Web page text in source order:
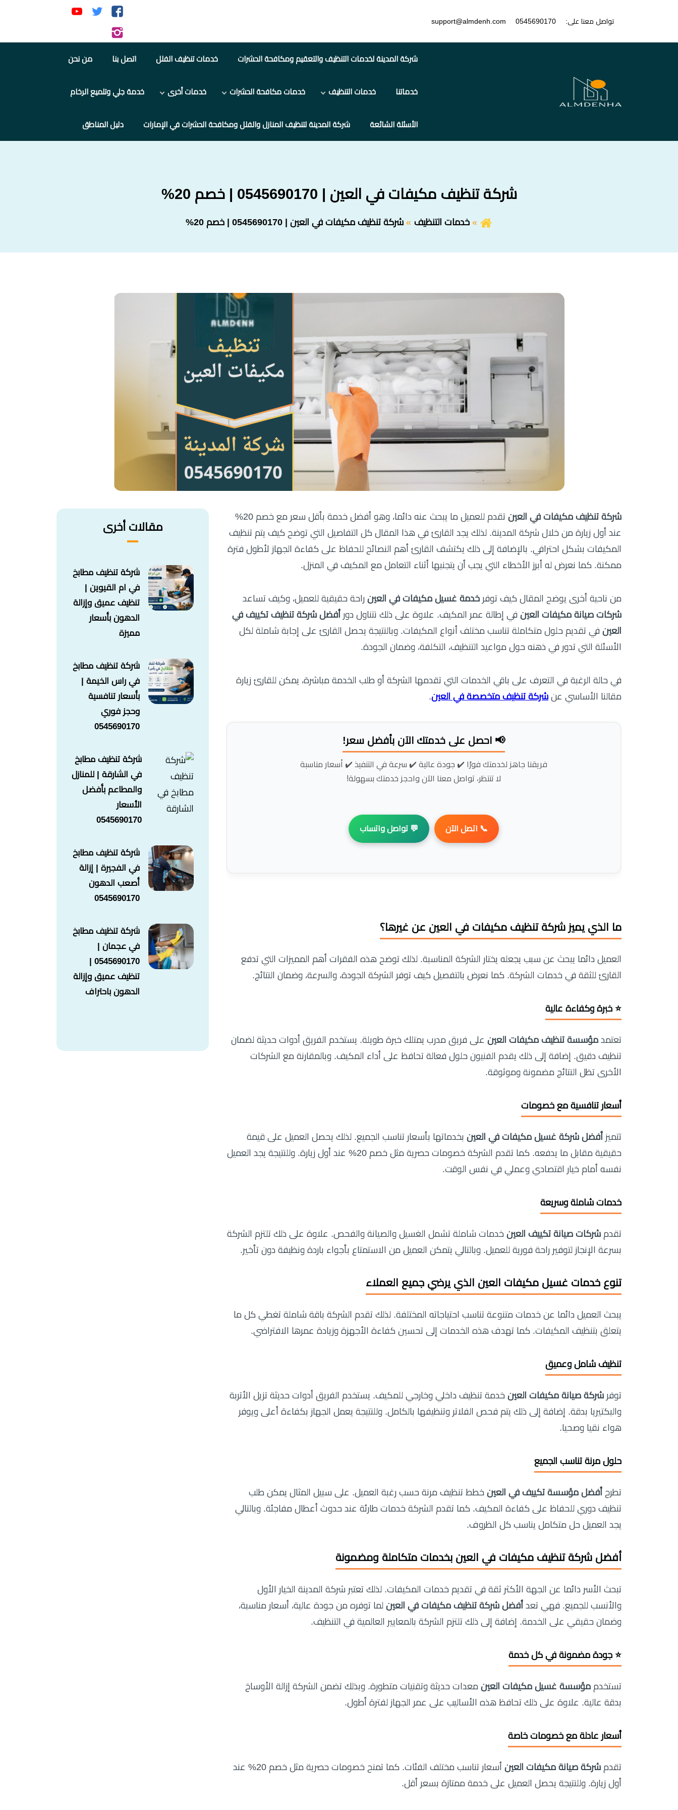
تواصل معنا على: 0545690170
support@almdenh.com
تابعنا
فيسبوك
تابعنا
تويتر يوتيوب
إنستجرام
شركة المدينة لخدمات التنظيف والتعقيم ومكافحة الحشرات خدمات تنظيف الفلل اتصل بنا من نحن
خدماتنا خدمات التنظيف خدمات مكافحة الحشرات خدمات أخرى خدمة جلي وتلميع الرخام
الأسئلة الشائعة شركة المدينة لتنظيف المنازل والفلل ومكافحة الحشرات في الإمارات دليل المناطق
شركة تنظيف مكيفات في العين | 0545690170 | خصم 20%
خدمات التنظيف شركة تنظيف مكيفات في العين | 0545690170 | خصم 20%
شركة تنظيف مكيفات في العين
تقدم للعميل ما يبحث عنه دائما، وهو أفضل خدمة بأقل سعر مع خصم 20%
عند أول زيارة من خلال شركة المدينة. لذلك يجد القارئ في هذا المقال كل التفاصيل التي توضح كيف يتم تنظيف
المكيفات بشكل احترافي. بالإضافة إلى ذلك يكتشف القارئ أهم النصائح للحفاظ على كفاءة الجهاز لأطول فترة
ممكنة. كما نعرض له أبرز الأخطاء التي يجب أن يتجنبها أثناء التعامل مع المكيف في المنزل.
من ناحية أخرى يوضح المقال كيف توفر خدمة غسيل مكيفات في العين راحة حقيقية للعميل، وكيف تساعد
شركات صيانة مكيفات العين في إطالة عمر المكيف. علاوة على ذلك نتناول دور أفضل شركة تنظيف تكييف في
العين في تقديم حلول متكاملة تناسب مختلف أنواع المكيفات. وبالنتيجة يحصل القارئ على إجابة شاملة لكل
الأسئلة التي تدور في ذهنه حول مواعيد التنظيف، التكلفة، وضمان الجودة.
في حالة الرغبة في التعرف على باقي الخدمات التي تقدمها الشركة أو طلب الخدمة مباشرة، يمكن للقارئ زيارة
مقالنا الأساسي عن شركة تنظيف متخصصة في العين.
📢 احصل على خدمتك الآن بأفضل سعر!
فريقنا جاهز لخدمتك فورًا ✔️ جودة عالية ✔️ سرعة في التنفيذ ✔️ أسعار مناسبة
لا تنتظر، تواصل معنا الآن واحجز خدمتك بسهولة!
📞 اتصل الآن 💬 تواصل واتساب
ما الذي يميز شركة تنظيف مكيفات في العين عن غيرها؟
العميل دائما يبحث عن سبب يجعله يختار الشركة المناسبة. لذلك توضح هذه الفقرات أهم المميزات التي تدفع
القارئ للثقة في خدمات الشركة. كما نعرض بالتفصيل كيف توفر الشركة الجودة، والسرعة، وضمان النتائج.
⭐ خبرة وكفاءة عالية
تعتمد مؤسسة تنظيف مكيفات العين على فريق مدرب يمتلك خبرة طويلة. يستخدم الفريق أدوات حديثة لضمان
تنظيف دقيق. إضافة إلى ذلك يقدم الفنيون حلول فعالة تحافظ على أداء المكيف. وبالمقارنة مع الشركات
الأخرى تظل النتائج مضمونة وموثوقة.
أسعار تنافسية مع خصومات
تتميز أفضل شركة غسيل مكيفات في العين بخدماتها بأسعار تناسب الجميع. لذلك يحصل العميل على قيمة
حقيقية مقابل ما يدفعه. كما تقدم الشركة خصومات حصرية مثل خصم 20% عند أول زيارة. وللنتيجة يجد العميل
نفسه أمام خيار اقتصادي وعملي في نفس الوقت.
خدمات شاملة وسريعة
تقدم شركات صيانة تكييف العين خدمات شاملة تشمل الغسيل والصيانة والفحص. علاوة على ذلك تلتزم الشركة
بسرعة الإنجاز لتوفير راحة فورية للعميل. وبالتالي يتمكن العميل من الاستمتاع بأجواء باردة ونظيفة دون تأخير.
تنوع خدمات غسيل مكيفات العين الذي يرضي جميع العملاء
يبحث العميل دائما عن خدمات متنوعة تناسب احتياجاته المختلفة. لذلك تقدم الشركة باقة شاملة تغطي كل ما
يتعلق بتنظيف المكيفات. كما تهدف هذه الخدمات إلى تحسين كفاءة الأجهزة وزيادة عمرها الافتراضي.
تنظيف شامل وعميق
توفر شركة صيانة مكيفات العين خدمة تنظيف داخلي وخارجي للمكيف. يستخدم الفريق أدوات حديثة تزيل الأتربة
والبكتيريا بدقة. إضافة إلى ذلك يتم فحص الفلاتر وتنظيفها بالكامل. وللنتيجة يعمل الجهاز بكفاءة أعلى ويوفر
هواء نقيا وصحيا.
حلول مرنة تناسب الجميع
تطرح أفضل مؤسسة تكييف في العين خطط تنظيف مرنة حسب رغبة العميل. على سبيل المثال يمكن طلب
تنظيف دوري للحفاظ على كفاءة المكيف. كما تقدم الشركة خدمات طارئة عند حدوث أعطال مفاجئة. وبالتالي
يجد العميل حل متكامل يناسب كل الظروف.
أفضل شركة تنظيف مكيفات في العين بخدمات متكاملة ومضمونة
تبحث الأسر دائما عن الجهة الأكثر ثقة في تقديم خدمات المكيفات. لذلك تعتبر شركة المدينة الخيار الأول
والأنسب للجميع. فهي تعد أفضل شركة تنظيف مكيفات في العين لما توفره من جودة عالية، أسعار مناسبة،
وضمان حقيقي على الخدمة. إضافة إلى ذلك تلتزم الشركة بالمعايير العالمية في التنظيف.
⭐ جودة مضمونة في كل خدمة
تستخدم مؤسسة غسيل مكيفات العين معدات حديثة وتقنيات متطورة. وبذلك تضمن الشركة إزالة الأوساخ
بدقة عالية. علاوة على ذلك تحافظ هذه الأساليب على عمر الجهاز لفترة أطول.
أسعار عادلة مع خصومات خاصة
تقدم شركة صيانة مكيفات العين
أسعار تناسب مختلف الفئات. كما تمنح خصومات حصرية مثل خصم 20% عند
أول زيارة. وللنتيجة يحصل العميل على خدمة ممتازة بسعر أقل.
مقالات أخرى
شركة تنظيف مطابخ
في ام القيوين |
تنظيف عميق وإزالة
الدهون بأسعار
مميزة
شركة تنظيف مطابخ
في راس الخيمة |
بأسعار تنافسية
وحجز فوري
0545690170
شركة تنظيف مطابخ
في الشارقة | للمنازل
والمطاعم بأفضل
الأسعار
0545690170
شركة تنظيف مطابخ
في الفجيرة | إزالة
أصعب الدهون
0545690170
شركة تنظيف مطابخ
في عجمان |
0545690170 |
تنظيف عميق وإزالة
الدهون باحتراف